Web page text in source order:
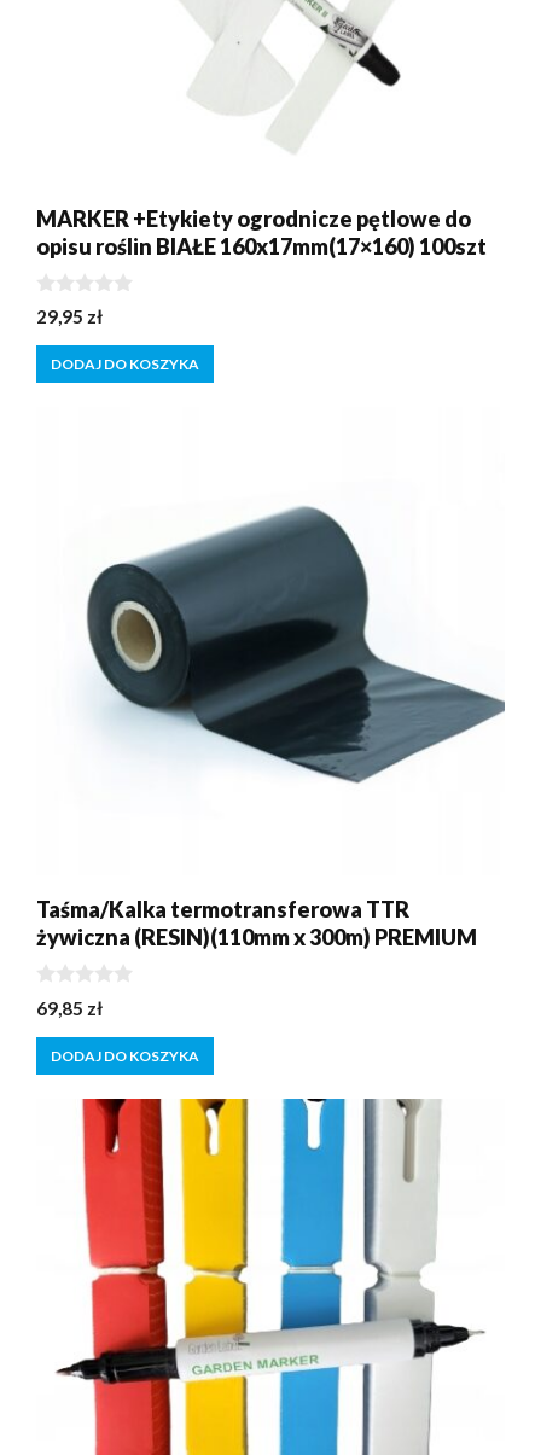
MARKER +Etykiety ogrodnicze pętlowe do
opisu roślin BIAŁE 160x17mm(17×160) 100szt
0
z
5
29,95 zł
DODAJ DO KOSZYKA
Taśma/Kalka termotransferowa TTR
żywiczna (RESIN)(110mm x 300m) PREMIUM
0
z
5
69,85 zł
DODAJ DO KOSZYKA